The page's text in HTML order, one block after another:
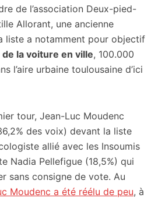
de l’association Deux-pied-
Allorant, une ancienne
liste a notamment pour objectif
la voiture en ville, 100.000
l’aire urbaine toulousaine d’ici
tour, Jean-Luc Moudenc
des voix) devant la liste
allié avec les Insoumis
Nadia Pellefigue (18,5%) qui
sans consigne de vote. Au
Moudenc a été réélu de peu, à